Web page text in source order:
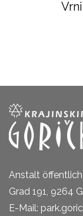
Anstalt
Grad 191, 9264
E-Mail: